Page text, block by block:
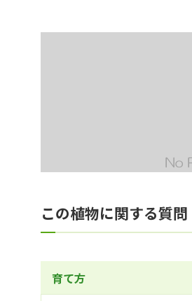
この植物に関する質問
育て方